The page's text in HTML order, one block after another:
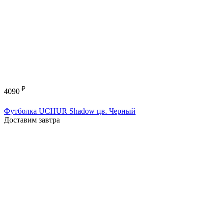
4090 ₽
Футболка UCHUR Shadow цв. Черный
Доставим завтра